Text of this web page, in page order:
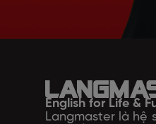
English for Life &
Langmaster là hệ